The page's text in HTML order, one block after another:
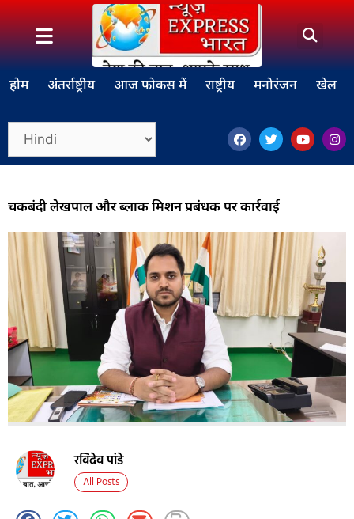
होम अंतर्राष्ट्रीय आज फोकस में राष्ट्रीय मनोरंजन खेल
चकबंदी लेखपाल और ब्लाक मिशन प्रबंधक पर कार्रवाई
रविदेव पांडे
All Posts